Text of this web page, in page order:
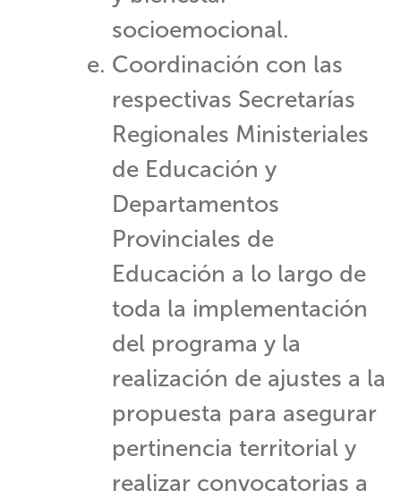
socioemocional.
Coordinación con las
respectivas Secretarías
Regionales Ministeriales
de Educación y
Departamentos
Provinciales de
Educación a lo largo de
toda la implementación
del programa y la
realización de ajustes a la
propuesta para asegurar
pertinencia territorial y
realizar convocatorias a